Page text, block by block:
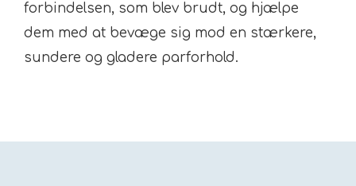
forbindelsen, som blev brudt, og hjælpe
dem med at bevæge sig mod en stærkere,
sundere og gladere parforhold.